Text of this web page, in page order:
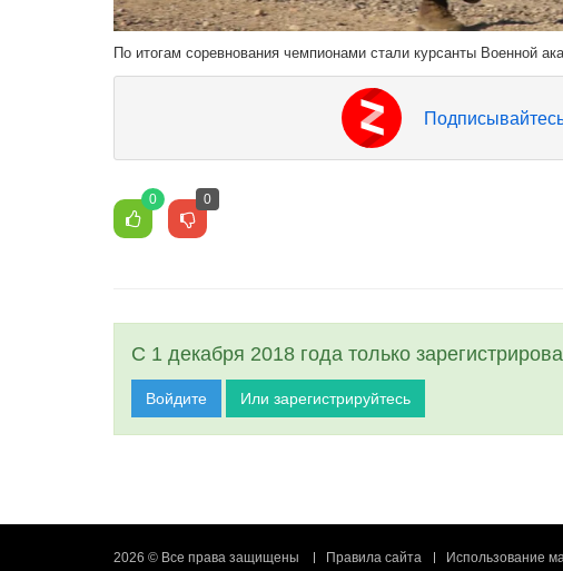
По итогам соревнования чемпионами стали курсанты Военной
0 0
С 1 декабря 2018 года только
Войдите Или зарегистрируйтесь
2026 © Все права защищены Правила сайта Использование